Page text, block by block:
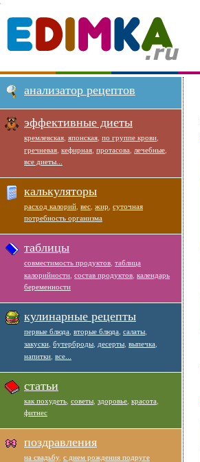
анализатор рецептов
эффективные диеты
кремлевская японская по группе крови
гречневая кефирная протасова лечебные
все диеты...
калькуляторы
расход калорий вес жир суточная
потребность организма
таблицы
совместимость продуктов таблица
калорийности состав продуктов календарь
беременности
кулинарные рецепты
первые блюда вторые блюда салаты
закуски бутерброды десерты выпечка
напитки все...
статьи
как похудеть советы здоровье красота
фитнес
поздравления
на свадьбу, с днем рождения подруге